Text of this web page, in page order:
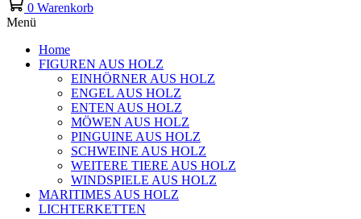
0 Warenkorb
Menü
Home
FIGUREN AUS HOLZ
EINHÖRNER AUS HOLZ
ENGEL AUS HOLZ
ENTEN AUS HOLZ
MÖWEN AUS HOLZ
PINGUINE AUS HOLZ
SCHWEINE AUS HOLZ
WEITERE TIERE AUS HOLZ
WINDSPIELE AUS HOLZ
MARITIMES AUS HOLZ
LICHTERKETTEN